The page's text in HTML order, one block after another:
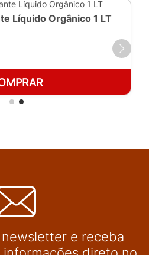
Líquido Orgânico 1 LT
newsletter e receba